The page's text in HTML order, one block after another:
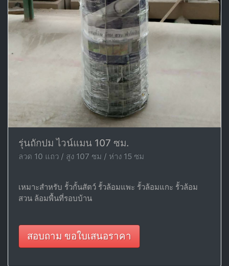
รุ่นถักปม ไวน์แมน 107 ซม.
ลวด 10 แถว / สูง 107 ซม / ห่าง 15 ซม
เหมาะสำหรับ รั้วกั้นสัตว์ รั้วล้อมแพะ รั้วล้อมแกะ รั้วล้อม
สวน ล้อมพื้นที่รอบบ้าน
สอบถาม ขอใบเสนอราคา